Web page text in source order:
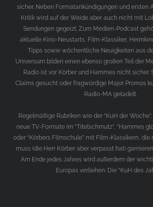
sicher. Neben Formatankündigungen und ersten
Kritik wird auf der Weide aber auch nicht mit
Sendungen gegeizt. Zum Medien-Podcast
aktuelle Kino-Neustarts, Film-Klassiker,
Tipps sowie wöchentliche Neuigkeiten aus
Universum bilden einen ebenso großen Teil der
Radio ist vor Körber und Hammes nicht sicher.
Claims gesucht oder fragwürdige Major Promos
Radio-MA getadelt.
Regelmäßige Rubriken wie der “KuH der
neue TV-Formate im “Titelschmutz”, “Hammes
oder “Körbers Filmschule” mit Film-Klassikern, die
muss (die Herr Körber aber verpasst hat)
Am Ende jedes Jahres wird außerdem der
Europas verliehen: Die “KuH des